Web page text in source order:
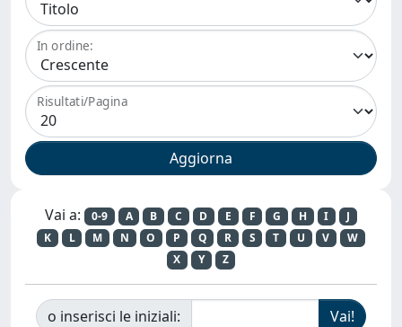
In ordine:
Risultati/Pagina
Vai a: 0-9 A B C D E F G H I
J
K
L M N O P Q R S T U V
W
X
Y Z
o inserisci le iniziali: